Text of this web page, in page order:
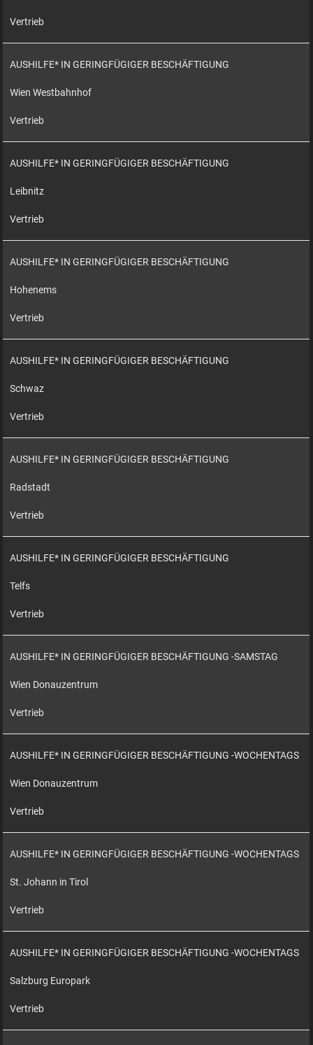
Vertrieb
AUSHILFE* IN GERINGFÜGIGER BESCHÄFTIGUNG
Wien Westbahnhof
Vertrieb
AUSHILFE* IN GERINGFÜGIGER BESCHÄFTIGUNG
Leibnitz
Vertrieb
AUSHILFE* IN GERINGFÜGIGER BESCHÄFTIGUNG
Hohenems
Vertrieb
AUSHILFE* IN GERINGFÜGIGER BESCHÄFTIGUNG
Schwaz
Vertrieb
AUSHILFE* IN GERINGFÜGIGER BESCHÄFTIGUNG
Radstadt
Vertrieb
AUSHILFE* IN GERINGFÜGIGER BESCHÄFTIGUNG
Telfs
Vertrieb
AUSHILFE* IN GERINGFÜGIGER BESCHÄFTIGUNG -SAMSTAG
Wien Donauzentrum
Vertrieb
AUSHILFE* IN GERINGFÜGIGER BESCHÄFTIGUNG -WOCHENTAGS
Wien Donauzentrum
Vertrieb
AUSHILFE* IN GERINGFÜGIGER BESCHÄFTIGUNG -WOCHENTAGS
St. Johann in Tirol
Vertrieb
AUSHILFE* IN GERINGFÜGIGER BESCHÄFTIGUNG -WOCHENTAGS
Salzburg Europark
Vertrieb